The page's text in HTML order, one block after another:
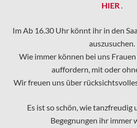
HIER.
Im Ab 16.30 Uhr könnt ihr in den
auszusuchen.
Wie immer können bei uns
auffordern, mit oder
Wir freuen uns über
Es ist so schön, wie tanzfreudig
Begegnungen ihr immer